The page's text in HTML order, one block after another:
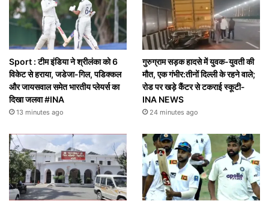
Sport : टीम इंडिया ने श्रीलंका को 6
विकेट से हराया, जडेजा-गिल, पडिक्कल
और जायसवाल समेत भारतीय प्लेयर्स का
दिखा जलवा #INA
13 minutes ago
गुरुग्राम सड़क हादसे में युवक-युवती की
मौत, एक गंभीर:तीनों दिल्ली के रहने वाले;
रोड पर खड़े कैंटर से टकराई स्कूटी-
INA NEWS
24 minutes ago